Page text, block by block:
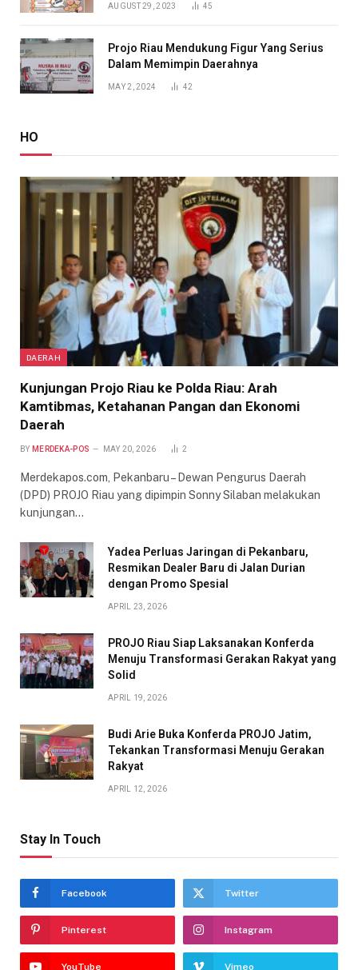
AUGUST 29, 2023 45
Projo Riau Mendukung Figur Yang Serius
Dalam Memimpin Daerahnya
MAY 2, 2024 42
HO
DAERAH
Kunjungan Projo Riau ke Polda Riau: Arah
Kamtibmas, Ketahanan Pangan dan Ekonomi
Daerah
BY MERDEKA-POS MAY 20, 2026 2
Merdekapos.com, Pekanbaru – Dewan Pengurus Daerah
(DPD) PROJO Riau yang dipimpin Sonny Silaban melakukan
kunjungan…
Yadea Perluas Jaringan di Pekanbaru,
Resmikan Dealer Baru di Jalan Durian
dengan Promo Spesial
APRIL 23, 2026
PROJO Riau Siap Laksanakan Konferda
Menuju Transformasi Gerakan Rakyat yang
Solid
APRIL 19, 2026
Budi Arie Buka Konferda PROJO Jatim,
Tekankan Transformasi Menuju Gerakan
Rakyat
APRIL 12, 2026
Stay In Touch
Facebook Twitter
Pinterest Instagram
YouTube Vimeo